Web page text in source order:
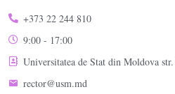
+373 22 244 810
9:00 - 17:00
Universitatea de Stat din Moldova
rector@usm.md